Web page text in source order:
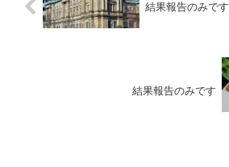
結果報告のみです
結果報告のみです